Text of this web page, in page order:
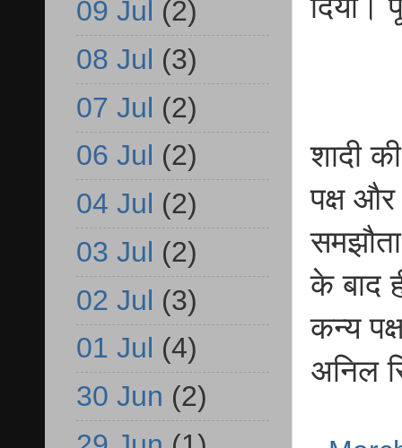
दिया।
शादी
पक्ष और
के बाद
कन्य
अनिल
09 Jul (2)
08 Jul (3)
07 Jul (2)
06 Jul (2)
04 Jul (2)
03 Jul (2)
02 Jul (3)
01 Jul (4)
30 Jun (2)